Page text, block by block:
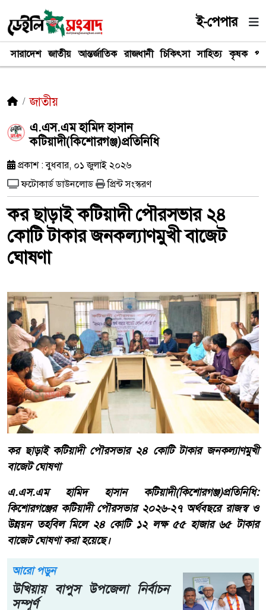
ই-পেপার
সারাদেশ জাতীয় আন্তর্জাতিক রাজধানী চিকিৎসা সাহিত্য কৃষক
জাতীয়
​এ.এস.এম হামিদ হাসান
কটিয়াদী(কিশোরগঞ্জ)প্রতিনিধি
প্রকাশ : বুধবার, ০১ জুলাই ২০২৬
ফটোকার্ড ডাউনলোড
প্রিন্ট সংস্করণ
কর ছাড়াই কটিয়াদী পৌরসভার ২৪
কোটি টাকার জনকল্যাণমুখী বাজেট
ঘোষণা
কর ছাড়াই কটিয়াদী পৌরসভার ২৪ কোটি টাকার জনকল্যাণমুখী
বাজেট ঘোষণা
​এ.এস.এম হামিদ হাসান কটিয়াদী(কিশোরগঞ্জ)প্রতিনিধি:
কিশোরগঞ্জের কটিয়াদী পৌরসভার ২০২৬-২৭ অর্থবছরে রাজস্ব ও
উন্নয়ন তহবিল মিলে ২৪ কোটি ১২ লক্ষ ৫৫ হাজার ৬৫ টাকার
বাজেট ঘোষণা করা হয়েছে।
আরো পড়ুন
উখিয়ায় বাপুস উপজেলা নির্বাচন
সম্পূর্ণ